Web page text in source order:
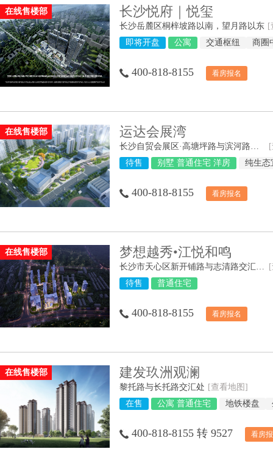
在线售楼部 长沙悦府｜悦玺
长沙岳麓区桐梓坡路以南，望月路以东 [
即将开盘
公寓 交通枢纽 商圈
400-818-8155 看房报名
在线售楼部 运达会展湾
长沙自贸会展区·高塘坪路与滨河路交汇处
待售
别墅 普通住宅 洋房 纯生态
400-818-8155 看房报名
在线售楼部 梦想越秀•江悦和鸣
长沙市天心区新开铺路与志清路交汇处（长郡外国语实验学校旁）
待售
普通住宅
400-818-8155 看房报名
在线售楼部 建发玖洲观澜
黎托路与长托路交汇处 [查看地图]
在售
公寓 普通住宅 地铁楼盘
400-818-8155 转 9527 看房